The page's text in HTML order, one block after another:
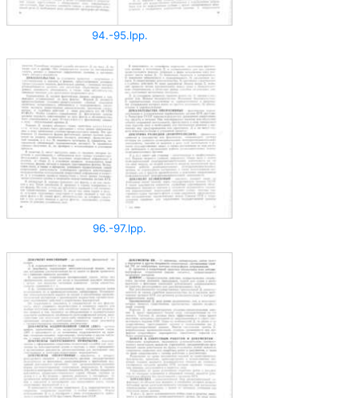
94.-95.lpp.
96.-97.lpp.